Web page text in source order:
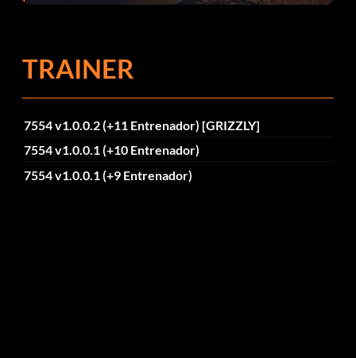
el parche 1.0.4
TRAINER
7554 v1.0.0.2 (+11 Entrenador) [GRIZZLY]
7554 v1.0.0.1 (+10 Entrenador)
7554 v1.0.0.1 (+9 Entrenador)